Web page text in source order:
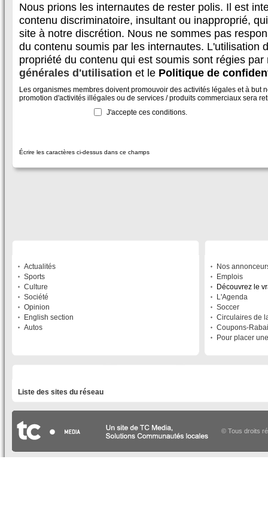
Nous prions les internautes de rester polis. Il est
contenu discriminatoire, insultant ou inapproprié,
site à notre discrétion. Nous ne sommes pas
du contenu soumis par les internautes. L'utilisation
propriété du contenu qui est soumis sont régies
générales d'utilisation et le Politique de
Les organismes membres doivent promouvoir des activités légales et à but
promotion d'activités illégales ou de services / produits commerciaux sera
J'accepte ces conditions.
Écrire les caractères ci-dessus dans ce champs
Actualités
Sports
Culture
Société
Opinion
English section
Autos
Nos
Emplois
Découvrez le
L'Agenda
Soccer
Circulaires de
Coupons-
Pour placer
Liste des sites du réseau
© Tous droits